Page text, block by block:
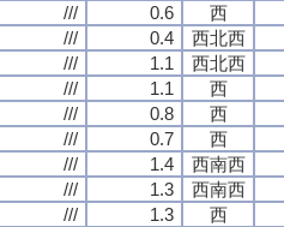
/// 0.6 西
/// 0.4 西北西
/// 1.1 西北西
/// 1.1 西
/// 0.8 西
/// 0.7 西
/// 1.4 西南西
/// 1.3 西南西
/// 1.3 西